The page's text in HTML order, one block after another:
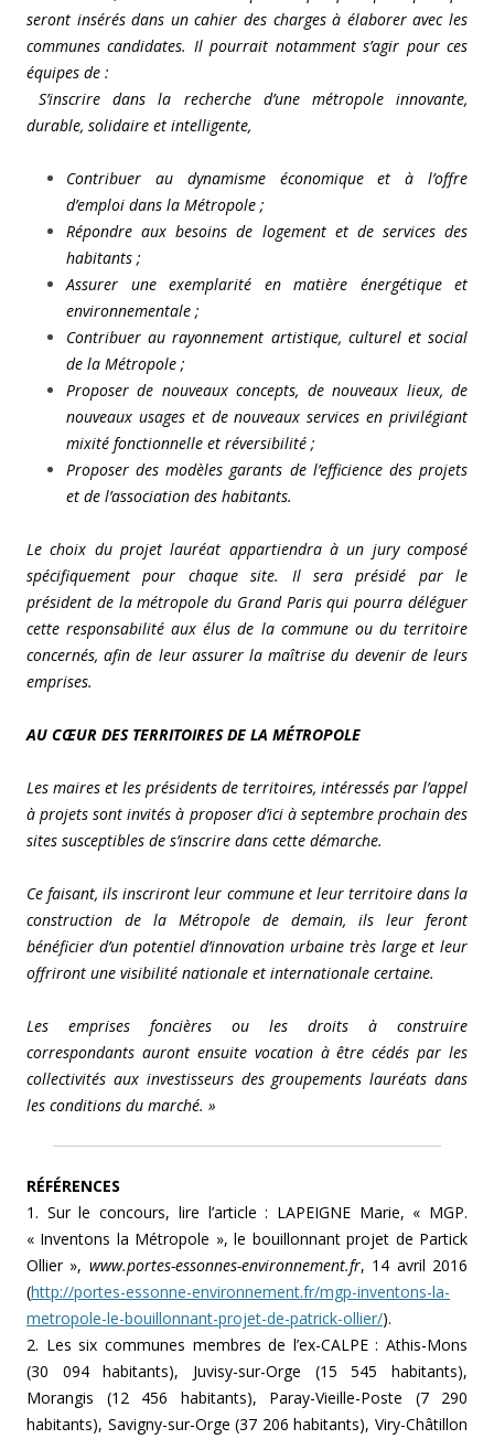
seront insérés dans un cahier des charges à élaborer avec les
communes candidates. Il pourrait notamment s’agir pour ces
équipes de :
S’inscrire dans la recherche d’une métropole innovante,
durable, solidaire et intelligente,
Contribuer au dynamisme économique et à l’offre
d’emploi dans la Métropole ;
Répondre aux besoins de logement et de services des
habitants ;
Assurer une exemplarité en matière énergétique et
environnementale ;
Contribuer au rayonnement artistique, culturel et social
de la Métropole ;
Proposer de nouveaux concepts, de nouveaux lieux, de
nouveaux usages et de nouveaux services en privilégiant
mixité fonctionnelle et réversibilité ;
Proposer des modèles garants de l’efficience des projets
et de l’association des habitants.
Le choix du projet lauréat appartiendra à un jury composé
spécifiquement pour chaque site. Il sera présidé par le
président de la métropole du Grand Paris qui pourra déléguer
cette responsabilité aux élus de la commune ou du territoire
concernés, afin de leur assurer la maîtrise du devenir de leurs
emprises.
AU CŒUR DES TERRITOIRES DE LA MÉTROPOLE
Les maires et les présidents de territoires, intéressés par l’appel
à projets sont invités à proposer d’ici à septembre prochain des
sites susceptibles de s’inscrire dans cette démarche.
Ce faisant, ils inscriront leur commune et leur territoire dans la
construction de la Métropole de demain, ils leur feront
bénéficier d’un potentiel d’innovation urbaine très large et leur
offriront une visibilité nationale et internationale certaine.
Les emprises foncières ou les droits à construire
correspondants auront ensuite vocation à être cédés par les
collectivités aux investisseurs des groupements lauréats dans
les conditions du marché. »
RÉFÉRENCES
1. Sur le concours, lire l’article : LAPEIGNE Marie, « MGP.
« Inventons la Métropole », le bouillonnant projet de Partick
Ollier », www.portes-essonnes-environnement.fr, 14 avril 2016
(http://portes-essonne-environnement.fr/mgp-inventons-la-
metropole-le-bouillonnant-projet-de-patrick-ollier/).
2. Les six communes membres de l’ex-CALPE : Athis-Mons
(30 094 habitants), Juvisy-sur-Orge (15 545 habitants),
Morangis (12 456 habitants), Paray-Vieille-Poste (7 290
habitants), Savigny-sur-Orge (37 206 habitants), Viry-Châtillon